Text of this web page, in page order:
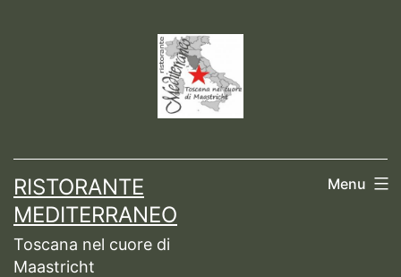
RISTORANTE
MEDITERRANEO
Toscana nel cuore di
Maastricht
Menu